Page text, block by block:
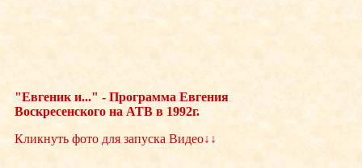
"Евгеник и..." - Программа Евгения
Воскресенского на АТВ в 1992г.
Кликнуть фото для запуска Видео↓↓